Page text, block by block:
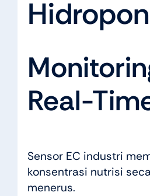
Real-
Sensor EC industri
konsentrasi nutrisi
menerus.